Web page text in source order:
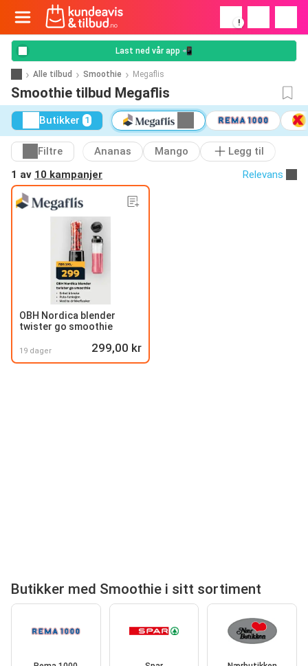
!
Last ned vår app 📲
Alle tilbud Smoothie Megaflis
Smoothie tilbud Megaflis
Butikker 1
Filtre Ananas Mango
Legg til
1 av 10 kampanjer Relevans
OBH Nordica blender
twister go smoothie
19 dager 299,00 kr
Butikker med Smoothie i sitt sortiment